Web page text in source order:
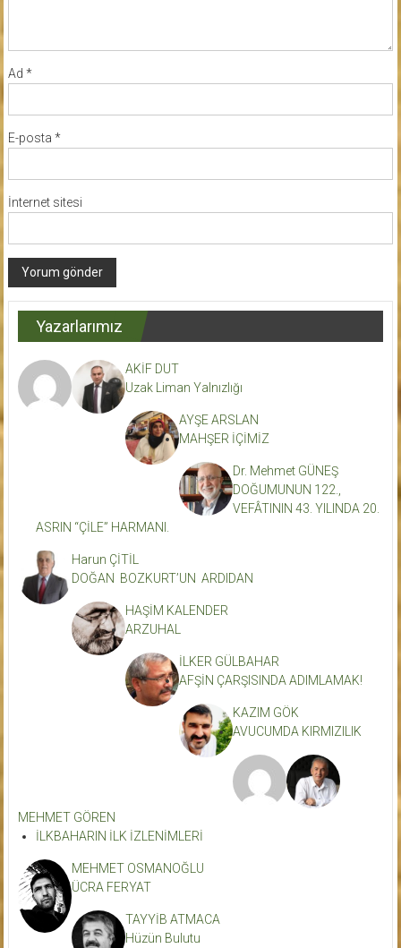
Ad *
E-posta *
İnternet sitesi
Yazarlarımız
AKİF DUT
Uzak Liman Yalnızlığı
AYŞE ARSLAN
MAHŞER İÇİMİZ
Dr. Mehmet GÜNEŞ
DOĞUMUNUN 122.,
VEFÂTININ 43. YILINDA 20.
ASRIN “ÇİLE” HARMANI.
Harun ÇİTİL
DOĞAN BOZKURT’UN ARDIDAN
HAŞİM KALENDER
ARZUHAL
İLKER GÜLBAHAR
AFŞİN ÇARŞISINDA ADIMLAMAK!
KAZIM GÖK
AVUCUMDA KIRMIZILIK
MEHMET GÖREN
İLKBAHARIN İLK İZLENİMLERİ
MEHMET OSMANOĞLU
ÜCRA FERYAT
TAYYİB ATMACA
Hüzün Bulutu